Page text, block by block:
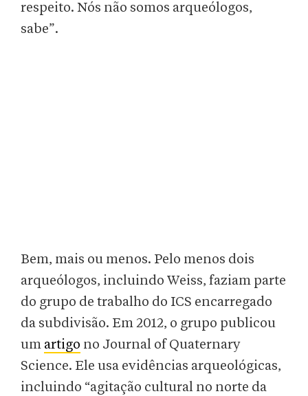
respeito. Nós não somos arqueólogos,
sabe”.
Bem, mais ou menos. Pelo menos dois
arqueólogos, incluindo Weiss, faziam parte
do grupo de trabalho do ICS encarregado
da subdivisão. Em 2012, o grupo publicou
um artigo no Journal of Quaternary
Science. Ele usa evidências arqueológicas,
incluindo “agitação cultural no norte da